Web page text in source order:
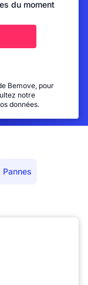
du moment
Bemove, pour
notre
données.
Pannes